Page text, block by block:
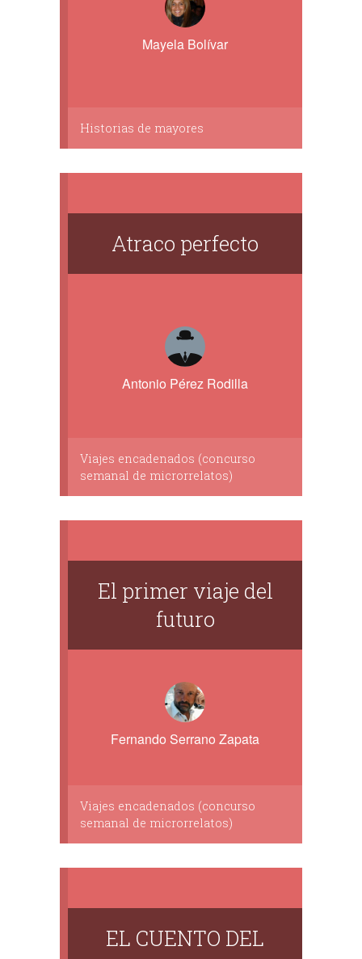
Mayela Bolívar
Historias de mayores
Atraco perfecto
Antonio Pérez Rodilla
Viajes encadenados (concurso
semanal de microrrelatos)
El primer viaje del
futuro
Fernando Serrano Zapata
Viajes encadenados (concurso
semanal de microrrelatos)
EL CUENTO DEL